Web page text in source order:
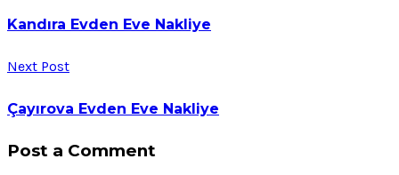
Kandıra Evden Eve Nakliye
Next Post
Çayırova Evden Eve Nakliye
Post a Comment